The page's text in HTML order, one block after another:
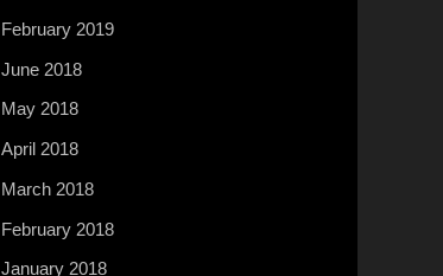
February 2019
June 2018
May 2018
April 2018
March 2018
February 2018
January 2018